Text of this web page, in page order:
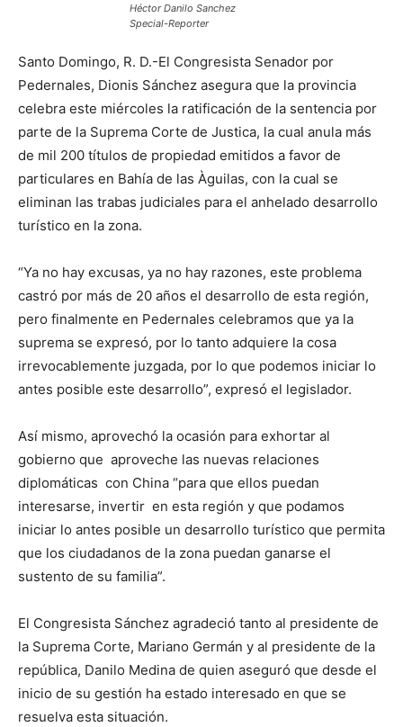
Héctor Danilo Sanchez
Special-Reporter
Santo Domingo, R. D.-El Congresista Senador por
Pedernales, Dionis Sánchez asegura que la provincia
celebra este miércoles la ratificación de la sentencia por
parte de la Suprema Corte de Justica, la cual anula más
de mil 200 títulos de propiedad emitidos a favor de
particulares en Bahía de las Àguilas, con la cual se
eliminan las trabas judiciales para el anhelado desarrollo
turístico en la zona.
“Ya no hay excusas, ya no hay razones, este problema
castró por más de 20 años el desarrollo de esta región,
pero finalmente en Pedernales celebramos que ya la
suprema se expresó, por lo tanto adquiere la cosa
irrevocablemente juzgada, por lo que podemos iniciar lo
antes posible este desarrollo”, expresó el legislador.
Así mismo, aprovechó la ocasión para exhortar al
gobierno que aproveche las nuevas relaciones
diplomáticas con China “para que ellos puedan
interesarse, invertir en esta región y que podamos
iniciar lo antes posible un desarrollo turístico que permita
que los ciudadanos de la zona puedan ganarse el
sustento de su familia”.
El Congresista Sánchez agradeció tanto al presidente de
la Suprema Corte, Mariano Germán y al presidente de la
república, Danilo Medina de quien aseguró que desde el
inicio de su gestión ha estado interesado en que se
resuelva esta situación.